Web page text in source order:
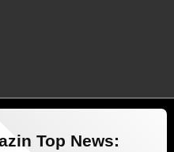
Top News: